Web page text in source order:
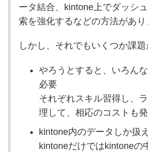
ータ結合、kintone上でダッシ
索を強化するなどの方法があり
しかし、それでもいくつか課題
やろうとすると、いろん
必要
それぞれスキル習得し、
理して、相応のコストも発
kintone内のデータしか扱
kintoneだけではkintoneの